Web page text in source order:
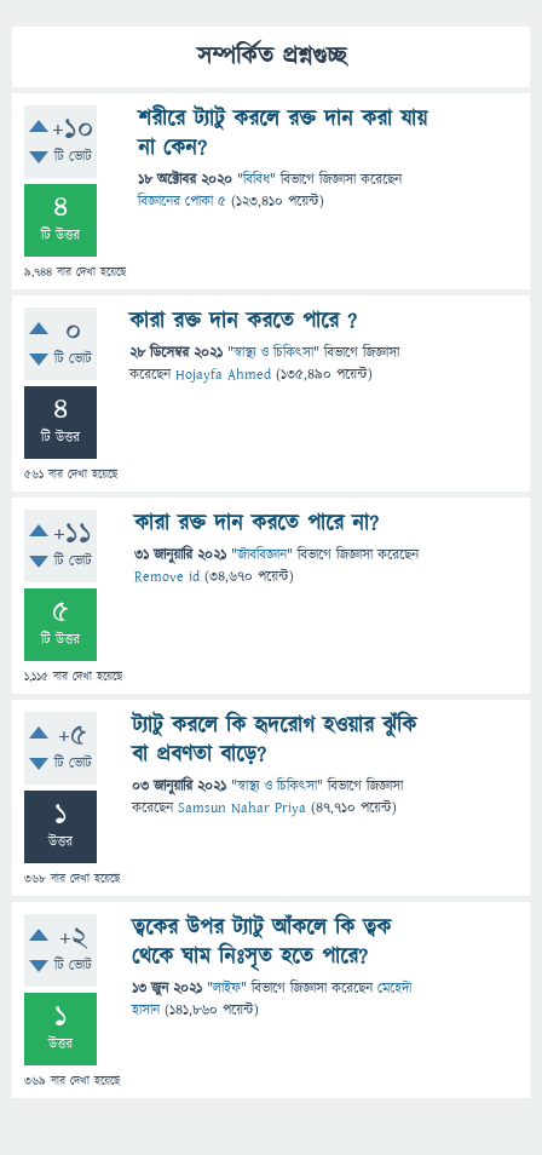
সম্পর্কিত প্রশ্নগুচ্ছ
+10
টি ভোট
4
টি উত্তর
9,744 বার দেখা হয়েছে
শরীরে ট্যাটু করলে রক্ত দান করা যায়
না কেন?
18 অক্টোবর 2020 "বিবিধ" বিভাগে জিজ্ঞাসাকরেছেন
বিজ্ঞানের পোকা ৫ (123,410 পয়েন্ট)
0
টি ভোট
4
টি উত্তর
561 বার দেখা হয়েছে
কারা রক্ত ​​দান করতে পারে ?
28 ডিসেম্বর 2021 "স্বাস্থ্য ও চিকিৎসা" বিভাগে জিজ্ঞাসা
করেছেনHojayfa Ahmed (135,490 পয়েন্ট)
+11
টি ভোট
5
টি উত্তর
1,115 বার দেখা হয়েছে
কারা রক্ত ​​দান করতে পারে না?
31 জানুয়ারি 2021 "জীববিজ্ঞান" বিভাগে জিজ্ঞাসাকরেছেন
Remove id (34,670 পয়েন্ট)
+5
টি ভোট
1
উত্তর
368 বার দেখা হয়েছে
ট্যাটু করলে কি হৃদরোগ হওয়ার ঝুঁকি
বা প্রবণতা বাড়ে?
03 জানুয়ারি 2021 "স্বাস্থ্য ও চিকিৎসা" বিভাগে জিজ্ঞাসা
করেছেনSamsun Nahar Priya (47,710 পয়েন্ট)
+2
টি ভোট
1
উত্তর
369 বার দেখা হয়েছে
ত্বকের উপর ট্যাটু আঁকলে কি ত্বক
থেকে ঘাম নিঃসৃত হতে পারে?
13 জুন 2021 "লাইফ" বিভাগে জিজ্ঞাসাকরেছেনমেহেদী
হাসান (141,860 পয়েন্ট)